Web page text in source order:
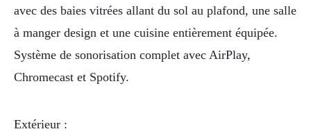
avec des baies vitrées allant du sol au plafond, une salle
à manger design et une cuisine entièrement équipée.
Système de sonorisation complet avec AirPlay,
Chromecast et Spotify.
Extérieur :